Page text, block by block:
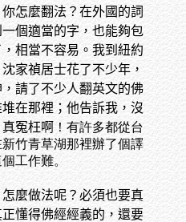
怎麼翻法？在外國的詞
個適當的字，也能夠包
相當不容易。我到紐約
家禎居士花了不少年，
請了不少人翻英文的佛
在那裡；他告訴我，沒
冤枉啊！有許多都從台
竹青草湖那裡辦了個譯
工作難。
麼做法呢？必須也要真
懂得佛經經義的，還要